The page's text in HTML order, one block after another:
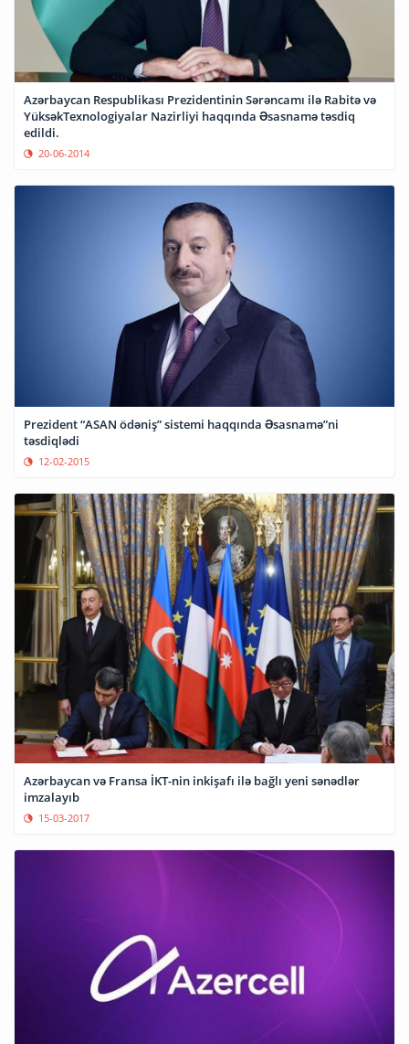
Azərbaycan Respublikası Prezidentinin Sərəncamı ilə Rabitə və
YüksəkTexnologiyalar Nazirliyi haqqında Əsasnamə təsdiq
edildi.
20-06-2014
Prezident “ASAN ödəniş” sistemi haqqında Əsasnamə”ni
təsdiqlədi
12-02-2015
Azərbaycan və Fransa İKT-nin inkişafı ilə bağlı yeni sənədlər
imzalayıb
15-03-2017